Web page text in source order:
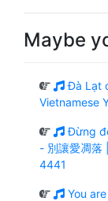
Maybe
Đà Lạt
Vietnamese
Đừng
- 別讓愛凋落 |
4441
You